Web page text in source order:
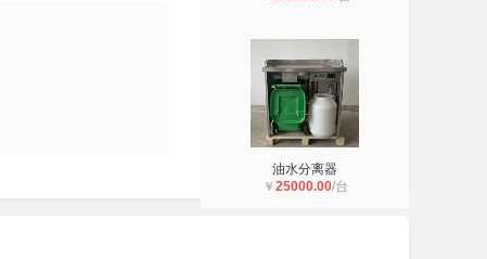
油水分离器
￥ 25000.00/台